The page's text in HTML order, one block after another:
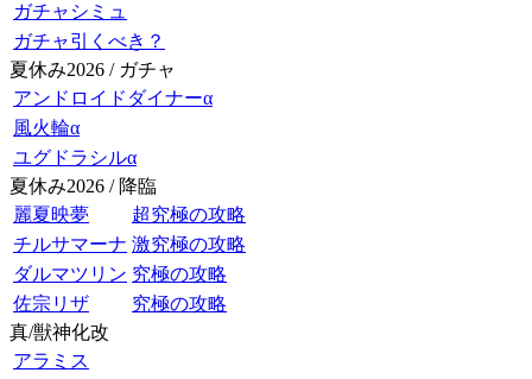
ガチャシミュ
ガチャ引くべき？
夏休み2026 / ガチャ
アンドロイドダイナーα
風火輪α
ユグドラシルα
夏休み2026 / 降臨
麗夏映夢
超究極の攻略
チルサマーナ 激究極の攻略
ダルマツリン 究極の攻略
佐宗リザ
究極の攻略
真/獣神化改
アラミス